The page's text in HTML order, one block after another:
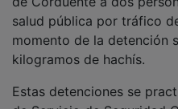
salud pública por tráfico
momento de la detención
kilogramos de hachís.
de Servicio de Seguridad